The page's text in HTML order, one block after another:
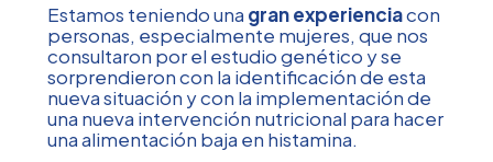
Estamos teniendo una gran experienciacon
personas, especialmente mujeres, que nos
consultaron por el estudio genético y se
sorprendieron con la identificación de esta
nueva situación y con la implementación de
una nueva intervención nutricional para hacer
una alimentación baja en histamina.